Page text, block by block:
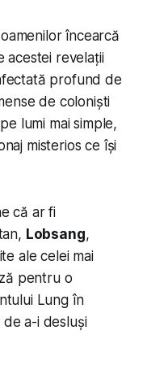
încearcă
acestei revelații
profund de
de coloniști
lumi mai simple,
misterios ce își
că ar fi
Lobsang,
ale celei mai
pentru o
Lung în
de a-i desluși